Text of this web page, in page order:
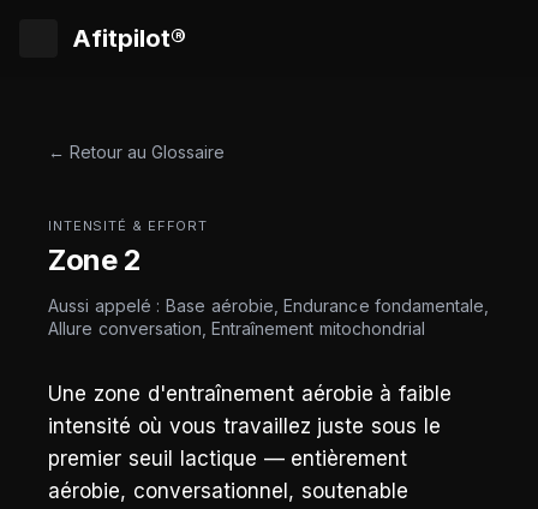
Afitpilot®
← Retour au Glossaire
INTENSITÉ & EFFORT
Zone 2
Aussi appelé : Base aérobie, Endurance fondamentale,
Allure conversation, Entraînement mitochondrial
Une zone d'entraînement aérobie à faible
intensité où vous travaillez juste sous le
premier seuil lactique — entièrement
aérobie, conversationnel, soutenable